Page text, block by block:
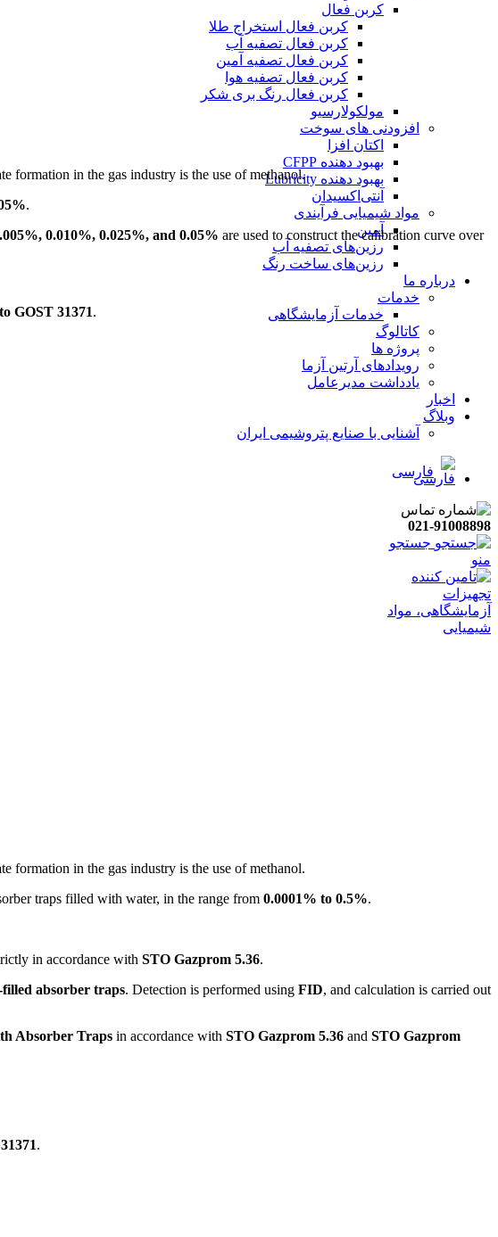
کربن فعال
کربن فعال استخراج طلا
کربن فعال تصفیه آب
کربن فعال تصفیه آمین
کربن فعال تصفیه هوا
کربن فعال رنگ بری شکر
مولکولارسیو
افزودنی های سوخت
اکتان افزا
بهبود دهنده CFPP
بهبود دهنده Lubricity
آنتی‌اکسیدان
مواد شیمیایی فرآیندی
آمین
رزین‌های تصفیه آب
رزین‌های ساخت رنگ
درباره ما
خدمات
خدمات آزمایشگاهی
کاتالوگ
پروژه ها
رویدادهای آرتین آزما
یادداشت مدیرعامل
اخبار
وبلاگ
آشنایی با صنایع پتروشیمی ایران
فارسی
021-91008898
جستجو
منو
formation in the gas industry is the use of methanol.
.
0.010%, 0.025%, and 0.05% are used to construct the calibration curve over
GOST 31371.
formation in the gas industry is the use of methanol.
traps filled with water, in the range from 0.0001% to 0.5%.
in accordance with STO Gazprom 5.36.
absorber traps. Detection is performed using FID, and calculation is carried out
Absorber Traps in accordance with STO Gazprom 5.36 and STO Gazprom
.